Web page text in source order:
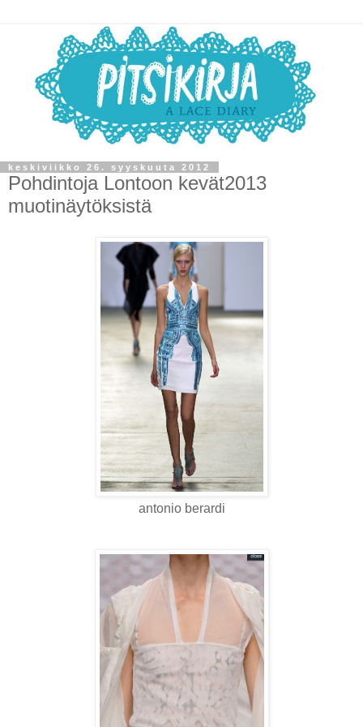
keskiviikko 26. syyskuuta 2012
Pohdintoja Lontoon kevät2013
muotinäytöksistä
antonio berardi